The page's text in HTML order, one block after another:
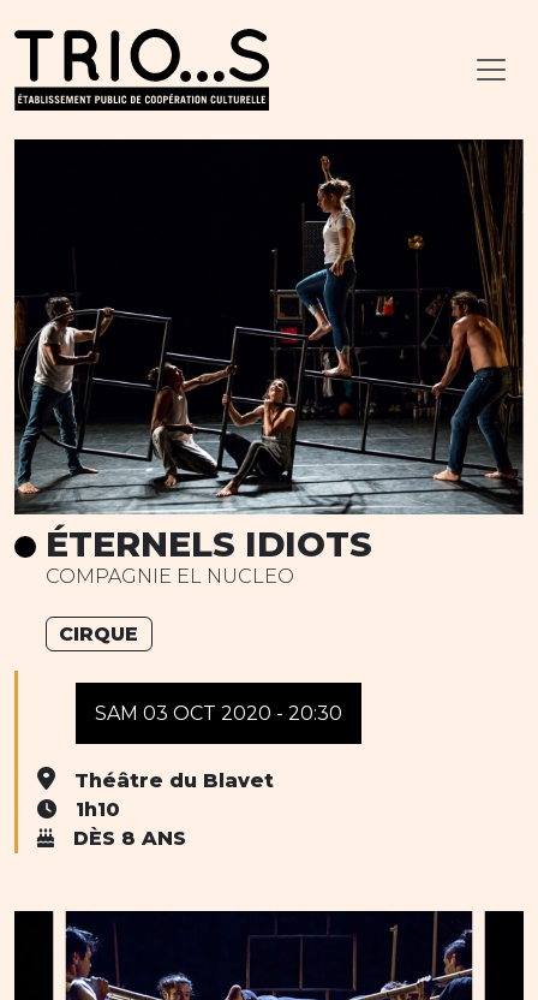
ÉTERNELS IDIOTS
COMPAGNIE EL NUCLEO
CIRQUE
SAM 03 OCT 2020 - 20:30
Théâtre du Blavet
1h10
DÈS 8 ANS